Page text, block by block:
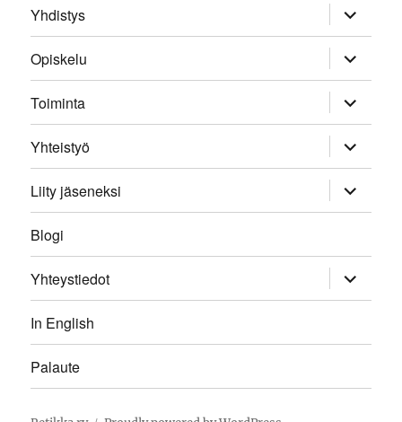
Yhdistys
expand
child
menu
Opiskelu
expand
child
menu
Toiminta
expand
child
menu
Yhteistyö
expand
child
menu
Liity jäseneksi
expand
child
menu
Blogi
Yhteystiedot
expand
child
menu
In English
Palaute